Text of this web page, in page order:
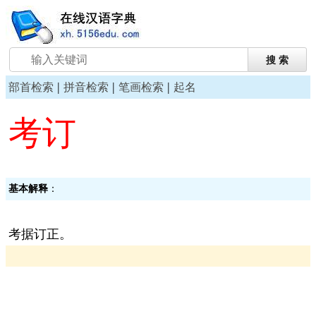
部首检索 | 拼音检索 | 笔画检索 | 起名
考订
基本解释 ：
考据订正。